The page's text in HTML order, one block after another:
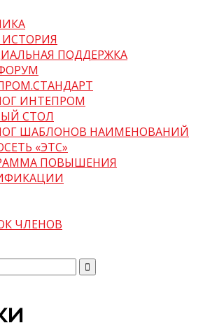
ПОДДЕРЖКА
ИНТЕПРОМ
СТОЛ
ШАБЛОНОВ НАИМЕНОВАНИЙ
«ЭТС»
ПОВЫШЕНИЯ
ЧЛЕНОВ